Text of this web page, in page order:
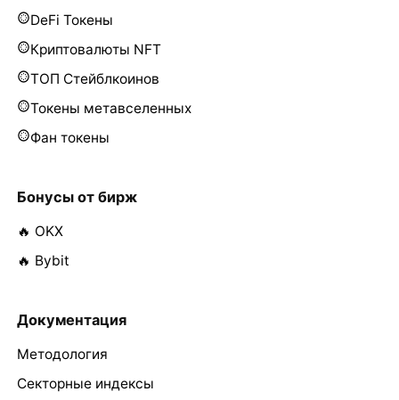
DeFi Токены
Криптовалюты NFT
ТОП Стейблкоинов
Токены метавселенных
Фан токены
Бонусы от бирж
🔥 OKX
🔥 Bybit
Документация
Методология
Секторные индексы